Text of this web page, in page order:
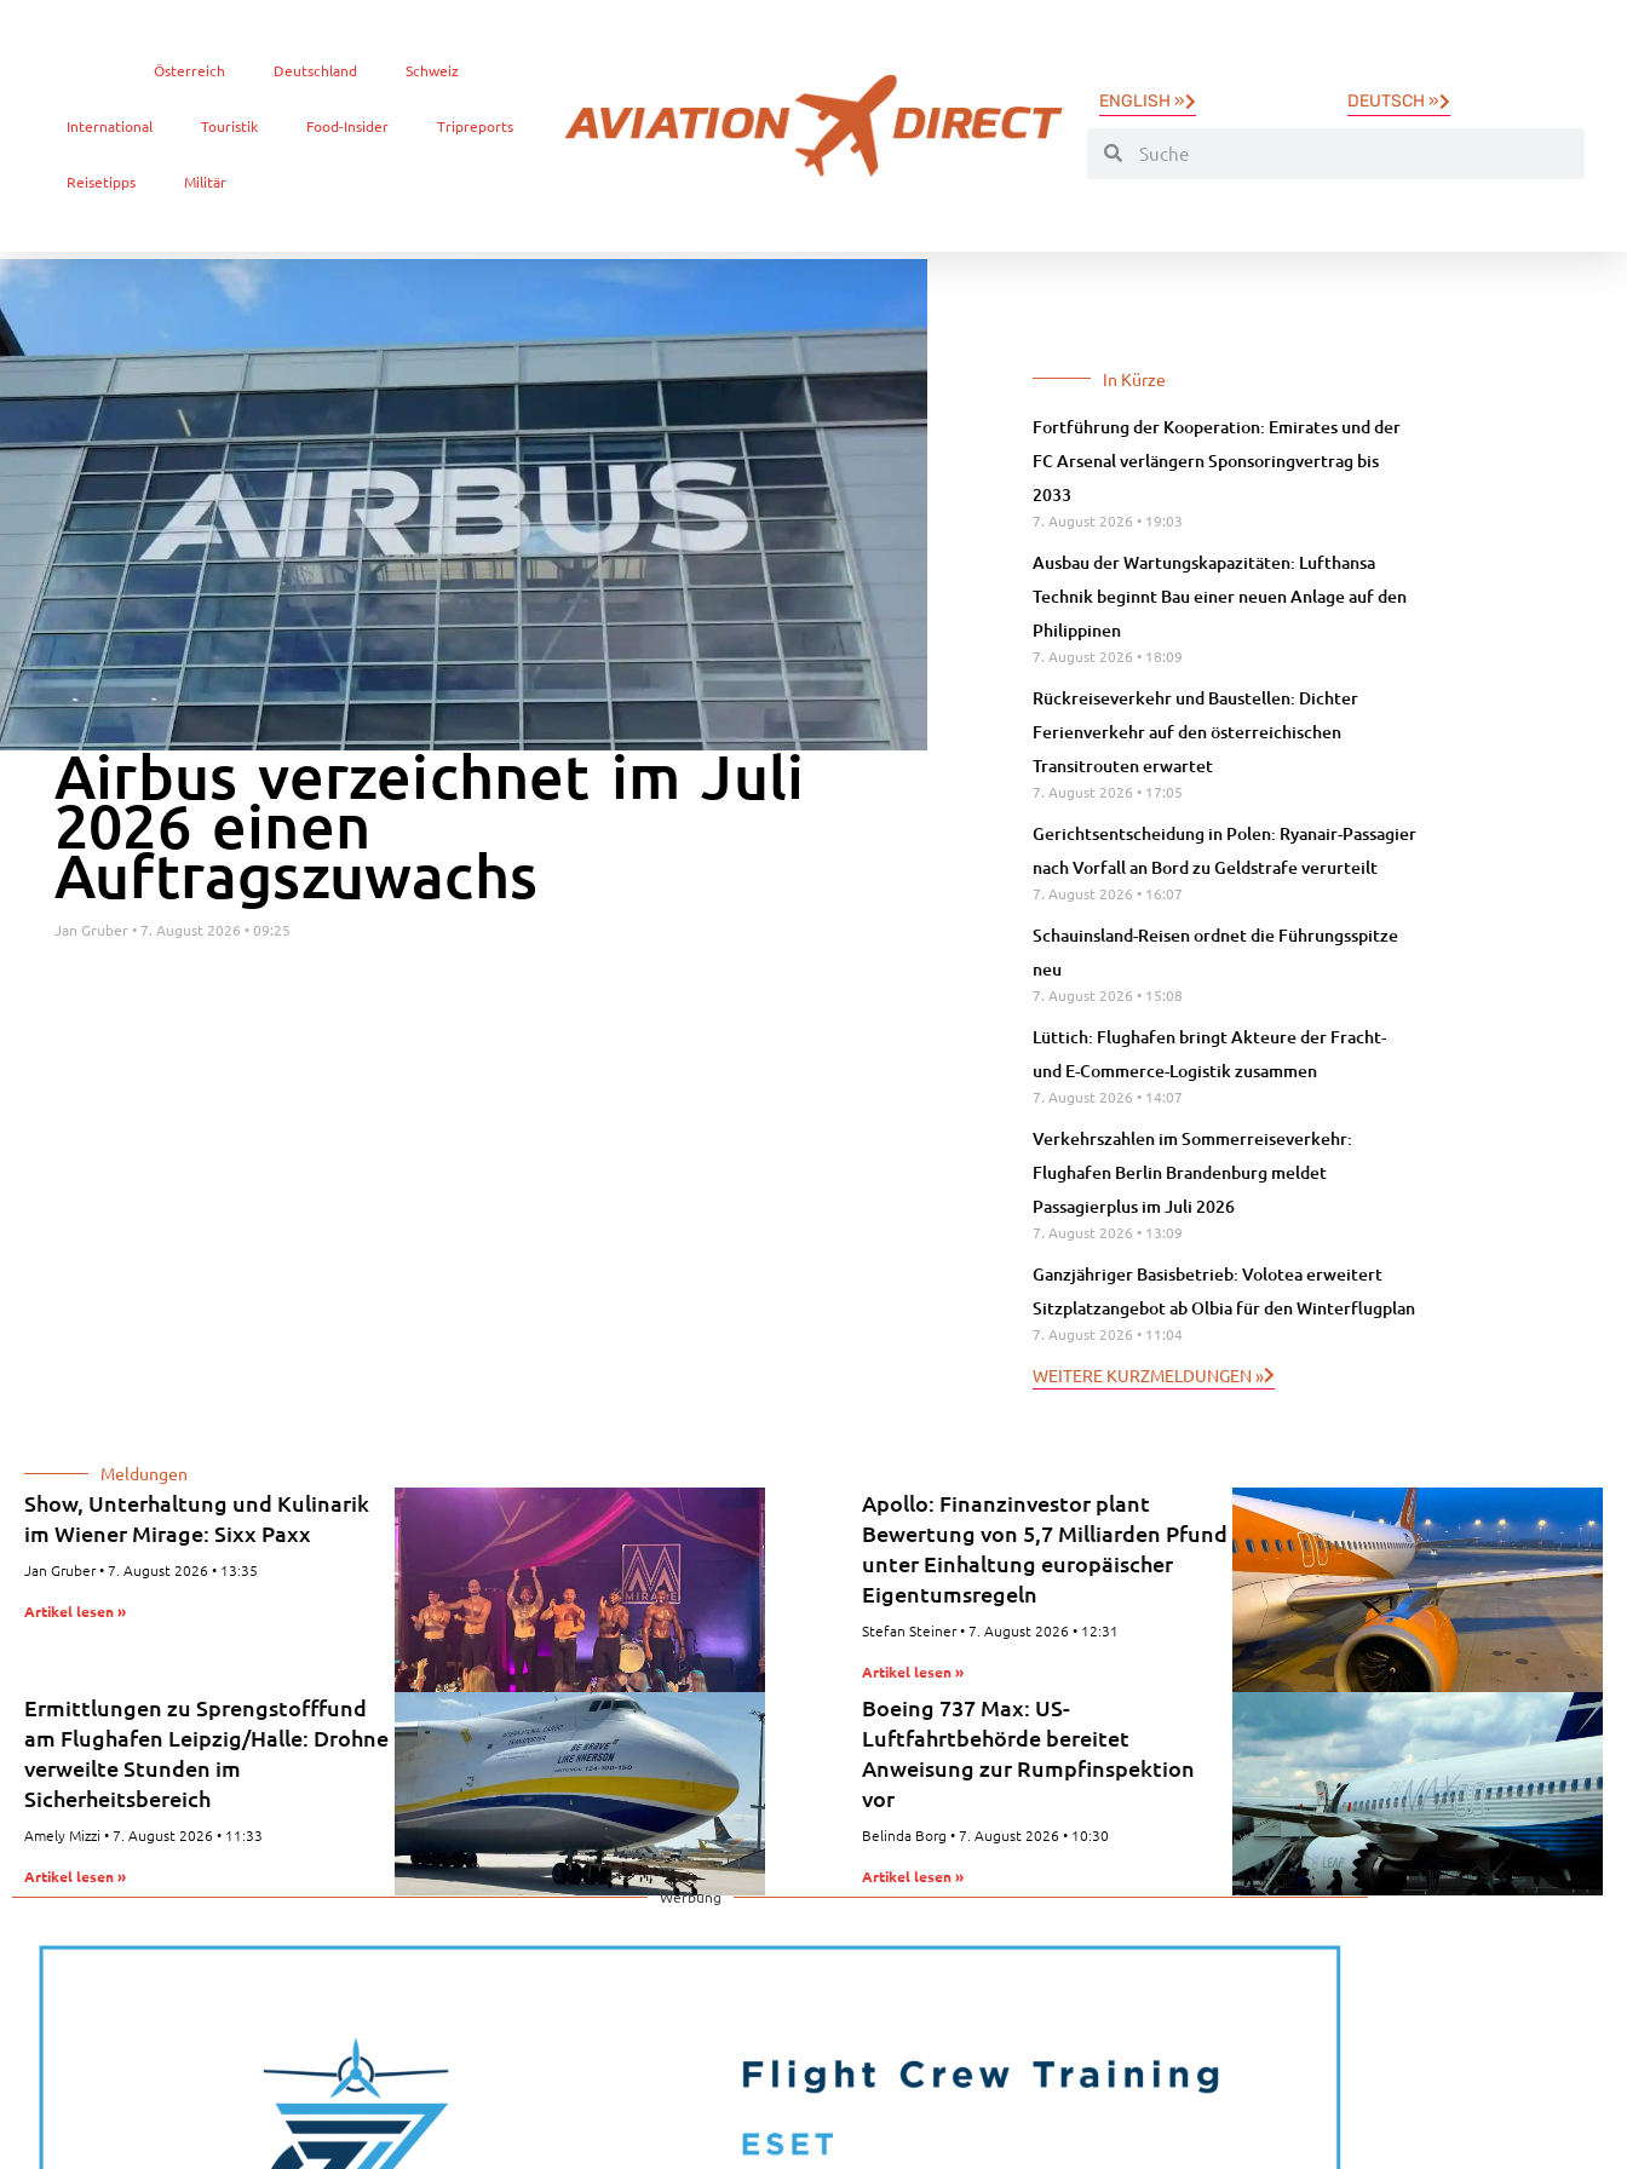
Österreich Deutschland Schweiz
International Touristik Food-Insider Tripreports
Reisetipps Militär
ENGLISH » DEUTSCH »
Airbus verzeichnet im Juli
2026 einen
Auftragszuwachs
Jan Gruber 7. August 2026 09:25
In Kürze
Fortführung der Kooperation: Emirates und der
FC Arsenal verlängern Sponsoringvertrag bis
2033
7. August 2026 19:03
Ausbau der Wartungskapazitäten: Lufthansa
Technik beginnt Bau einer neuen Anlage auf den
Philippinen
7. August 2026 18:09
Rückreiseverkehr und Baustellen: Dichter
Ferienverkehr auf den österreichischen
Transitrouten erwartet
7. August 2026 17:05
Gerichtsentscheidung in Polen: Ryanair-Passagier
nach Vorfall an Bord zu Geldstrafe verurteilt
7. August 2026 16:07
Schauinsland-Reisen ordnet die Führungsspitze
neu
7. August 2026 15:08
Lüttich: Flughafen bringt Akteure der Fracht-
und E-Commerce-Logistik zusammen
7. August 2026 14:07
Verkehrszahlen im Sommerreiseverkehr:
Flughafen Berlin Brandenburg meldet
Passagierplus im Juli 2026
7. August 2026 13:09
Ganzjähriger Basisbetrieb: Volotea erweitert
Sitzplatzangebot ab Olbia für den Winterflugplan
7. August 2026 11:04
WEITERE KURZMELDUNGEN »
Meldungen
Show, Unterhaltung und Kulinarik
im Wiener Mirage: Sixx Paxx
Jan Gruber 7. August 2026 13:35
Artikel lesen »
Apollo: Finanzinvestor plant
Bewertung von 5,7 Milliarden Pfund
unter Einhaltung europäischer
Eigentumsregeln
Stefan Steiner 7. August 2026 12:31
Artikel lesen »
Ermittlungen zu Sprengstofffund
am Flughafen Leipzig/Halle: Drohne
verweilte Stunden im
Sicherheitsbereich
Amely Mizzi 7. August 2026 11:33
Artikel lesen »
Boeing 737 Max: US-
Luftfahrtbehörde bereitet
Anweisung zur Rumpfinspektion
vor
Belinda Borg 7. August 2026 10:30
Artikel lesen »
Werbung